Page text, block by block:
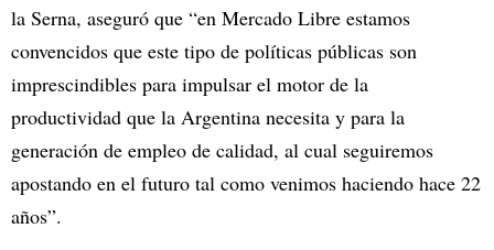
la Serna, aseguró que “en Mercado Libre estamos
convencidos que este tipo de políticas públicas son
imprescindibles para impulsar el motor de la
productividad que la Argentina necesita y para la
generación de empleo de calidad, al cual seguiremos
apostando en el futuro tal como venimos haciendo hace 22
años”.